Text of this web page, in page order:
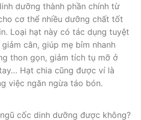
dưỡng thành phần chính từ
cơ thể nhiều dưỡng chất tốt
Loại hạt này có tác dụng tuyệt
cân, giúp mẹ bỉm nhanh
thon gọn, giảm tích tụ mỡ ở
Hạt chia cũng được ví là
việc ngăn ngừa táo bón.
cốc dinh dưỡng được không?